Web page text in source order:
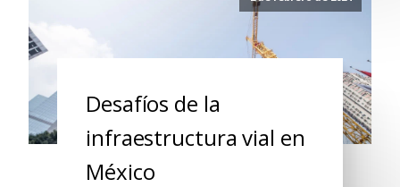
Desafíos de la
infraestructura vial en
México